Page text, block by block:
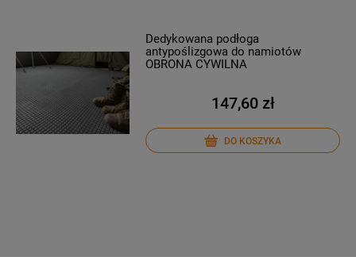
Dedykowana podłoga
antypoślizgowa do namiotów
OBRONA CYWILNA
147,60 zł
DO KOSZYKA